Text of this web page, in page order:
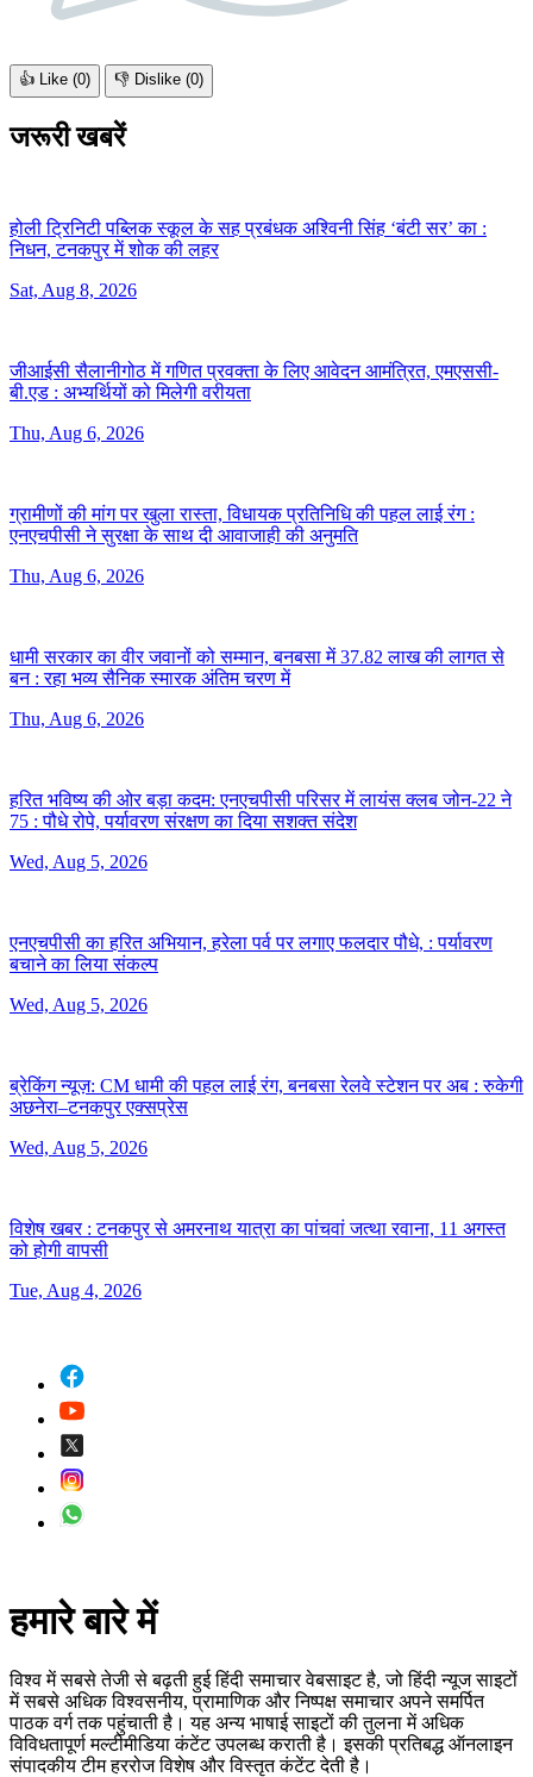
👍 Like (0) 👎 Dislike (0)
जरूरी खबरें
होली ट्रिनिटी पब्लिक स्कूल के सह प्रबंधक अश्विनी सिंह ‘बंटी सर’ का :
निधन, टनकपुर में शोक की लहर
Sat, Aug 8, 2026
जीआईसी सैलानीगोठ में गणित प्रवक्ता के लिए आवेदन आमंत्रित, एमएससी-
बी.एड : अभ्यर्थियों को मिलेगी वरीयता
Thu, Aug 6, 2026
ग्रामीणों की मांग पर खुला रास्ता, विधायक प्रतिनिधि की पहल लाई रंग :
एनएचपीसी ने सुरक्षा के साथ दी आवाजाही की अनुमति
Thu, Aug 6, 2026
धामी सरकार का वीर जवानों को सम्मान, बनबसा में 37.82 लाख की लागत से
बन :रहा भव्य सैनिक स्मारक अंतिम चरण में
Thu, Aug 6, 2026
हरित भविष्य की ओर बड़ा कदम: एनएचपीसी परिसर में लायंस क्लब जोन-22 ने
75 :पौधे रोपे, पर्यावरण संरक्षण का दिया सशक्त संदेश
Wed, Aug 5, 2026
एनएचपीसी का हरित अभियान, हरेला पर्व पर लगाए फलदार पौधे, :पर्यावरण
बचाने का लिया संकल्प
Wed, Aug 5, 2026
ब्रेकिंग न्यूज़: CM धामी की पहल लाई रंग, बनबसा रेलवे स्टेशन पर अब :रुकेगी
अछनेरा–टनकपुर एक्सप्रेस
Wed, Aug 5, 2026
विशेष खबर :टनकपुर से अमरनाथ यात्रा का पांचवां जत्था रवाना, 11 अगस्त
को होगी वापसी
Tue, Aug 4, 2026
हमारे बारे में
विश्व में सबसे तेजी से बढ़ती हुई हिंदी समाचार वेबसाइट है, जो हिंदी न्यूज साइटों
में सबसे अधिक विश्वसनीय, प्रामाणिक और निष्पक्ष समाचार अपने समर्पित
पाठक वर्ग तक पहुंचाती है। यह अन्य भाषाई साइटों की तुलना में अधिक
विविधतापूर्ण मल्टीमीडिया कंटेंट उपलब्ध कराती है। इसकी प्रतिबद्ध ऑनलाइन
संपादकीय टीम हररोज विशेष और विस्तृत कंटेंट देती है।